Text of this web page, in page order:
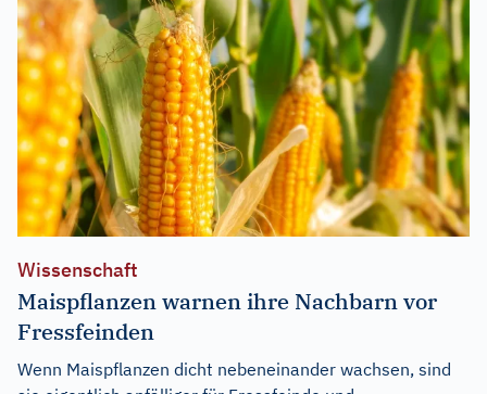
Wissenschaft
Maispflanzen warnen ihre Nachbarn vor
Fressfeinden
Wenn Maispflanzen dicht nebeneinander wachsen, sind